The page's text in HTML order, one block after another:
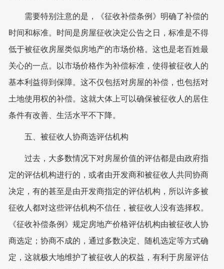
需要特别注意的是，《征收补偿条例》明确了补偿的
时间和标准。时间是房屋征收决定公告之日，标准是不得
低于被征收房屋类似房地产的市场价格。这也是老百姓最
关心的一点。以市场价格作为补偿标准，使得被征收人的
基本利益得到保障。这不仅包括对房屋的补偿，也包括对
土地使用权的补偿。这就大体上可以确保被征收人的居住
条件有改善、生活水平不下降。
五、被征收人协商选评估机构
过去，大多数情况下对房屋价值的评估都是由政府指
定的评估机构进行的，或者由开发商和被征收人共同协商
决定，有的甚至是由开发商指定的评估机构，所以许多被
征收人都对这些评估机构不信任，被征收人没有选择权。
《征收补偿条例》规定房地产价格评估机构由被征收人协
商选定；协商不成的，通过多数决定、随机选定等方式确
定，这就极大地维护了被征收人的权益，有利于房屋评估